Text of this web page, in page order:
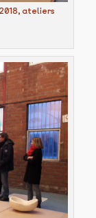
ateliers